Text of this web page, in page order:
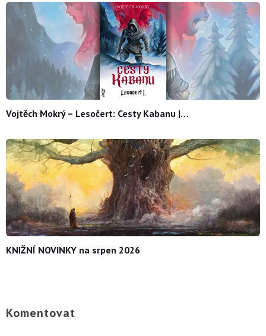
Vojtěch Mokrý – Lesočert: Cesty Kabanu |…
KNIŽNÍ NOVINKY na srpen 2026
Komentovat